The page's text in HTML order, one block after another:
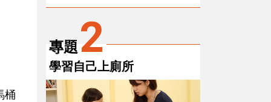
桶
專題2
學習自己上廁所